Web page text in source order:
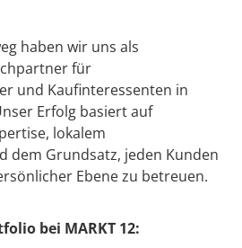
haben wir uns als
für
und Kaufinteressenten in
Erfolg basiert auf
lokalem
dem Grundsatz, jeden Kunden
Ebene zu betreuen.
bei MARKT 12: